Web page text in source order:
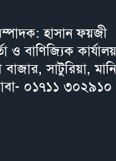
হাসান ফয়জী
ও বাণিজ্যিক কার্যালয়
বাজার, সাটুরিয়া,
০১৭১১ ৩০২৯১০